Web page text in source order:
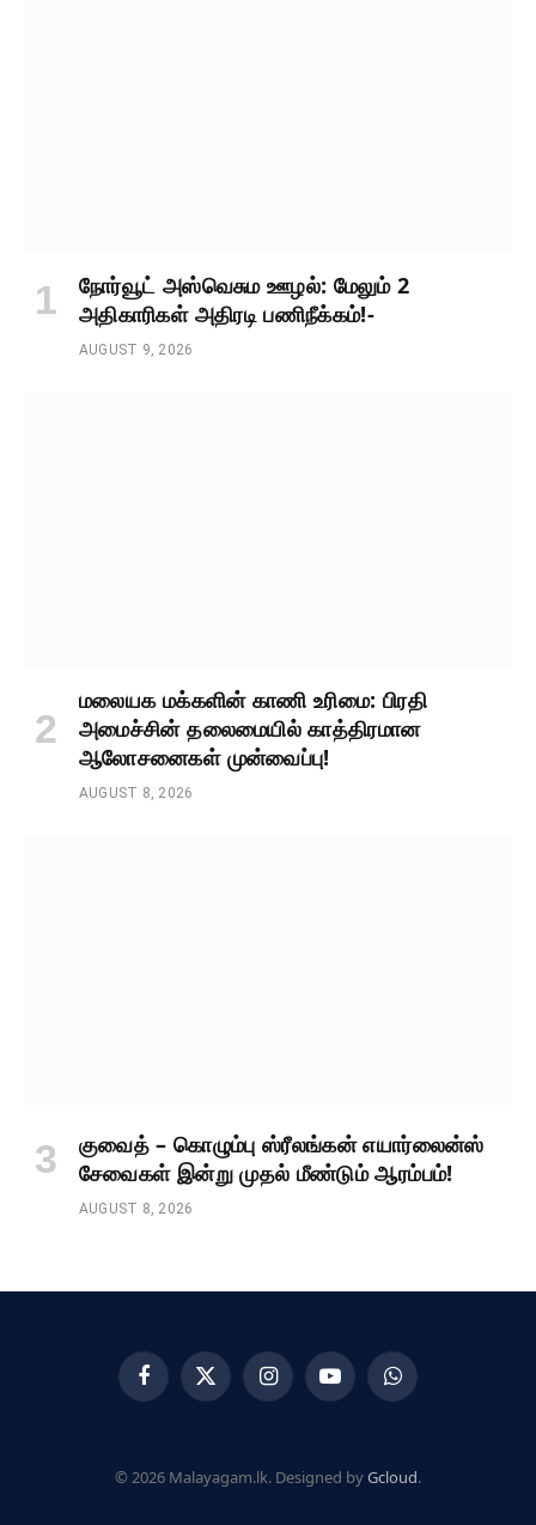
நோர்வூட் அஸ்வெசும ஊழல்: மேலும் 2
அதிகாரிகள் அதிரடி பணிநீக்கம்!-
AUGUST 9, 2026
மலையக மக்களின் காணி உரிமை: பிரதி
அமைச்சின் தலைமையில் காத்திரமான
ஆலோசனைகள் முன்வைப்பு!
AUGUST 8, 2026
குவைத் – கொழும்பு ஸ்ரீலங்கன் எயார்லைன்ஸ்
சேவைகள் இன்று முதல் மீண்டும் ஆரம்பம்!
AUGUST 8, 2026
FacebookX
(Twitter)
InstagramYouTubeWhatsApp
© 2026 Malayagam.lk. Designed byGcloud.